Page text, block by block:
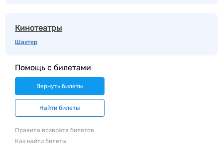
Кинотеатры
Шахтер
Помощь с билетами
Вернуть билеты
Найти билеты
Правила возврата билетов
Как найти билеты